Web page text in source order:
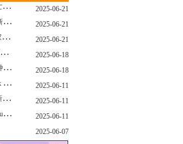
致
敬李小龙！「Nike x 死亡游戏」特殊配色曝光，确认发售！ 2025-06-21
朗
格深圳万象城专卖店焕新开幕 萨克森制表艺术耀启华南新章 2025-06-21
D
emna最后一击：巴黎世家玩上PUMA了 2025-06-21
王
思聪、滨崎真绪开晒「Switch 2」，一台溢价1000+...！ 2025-06-18
「
权志龙」活动迟到40分钟，反手捐了8.8亿韩元... 2025-06-18
国
区发售确认！「石头岛 x New Balance」新联名曝光，定档了！ 2025-06-11
北
卡蓝！「科比Kobe 1」新配色要发售了... 2025-06-11
被
炒到1.1w一个！「Labubu x sacai」三方特殊联名曝光...
2025-06-11
2025-06-07